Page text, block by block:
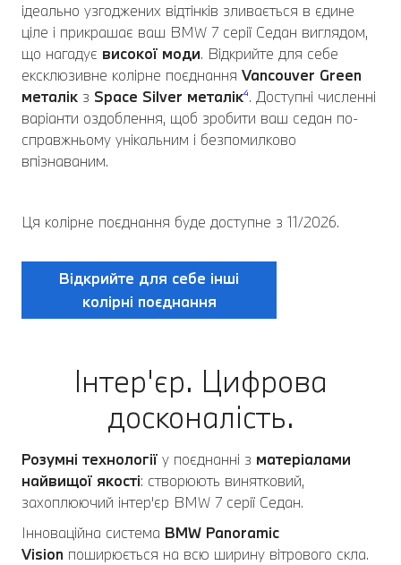
ідеально узгоджених відтінків зливається в єдине
ціле і прикрашає ваш BMW 7 серії Седан виглядом,
що нагадує високої моди. Відкрийте для себе
ексклюзивне колірне поєднання Vancouver Green
металік з Space Silver металік⁴. Доступні численні
варіанти оздоблення, щоб зробити ваш седан по-
справжньому унікальним і безпомилково
впізнаваним.
Ця колірне поєднання буде доступне з 11/2026.
Відкрийте для себе інші
колірні поєднання
Інтер'єр. Цифрова
досконалість.
Розумні технології у поєднанні з матеріалами
найвищої якості: створюють винятковий,
захоплюючий інтер'єр BMW 7 серії Седан.
Інноваційна система BMW Panoramic
Vision поширюється на всю ширину вітрового скла.